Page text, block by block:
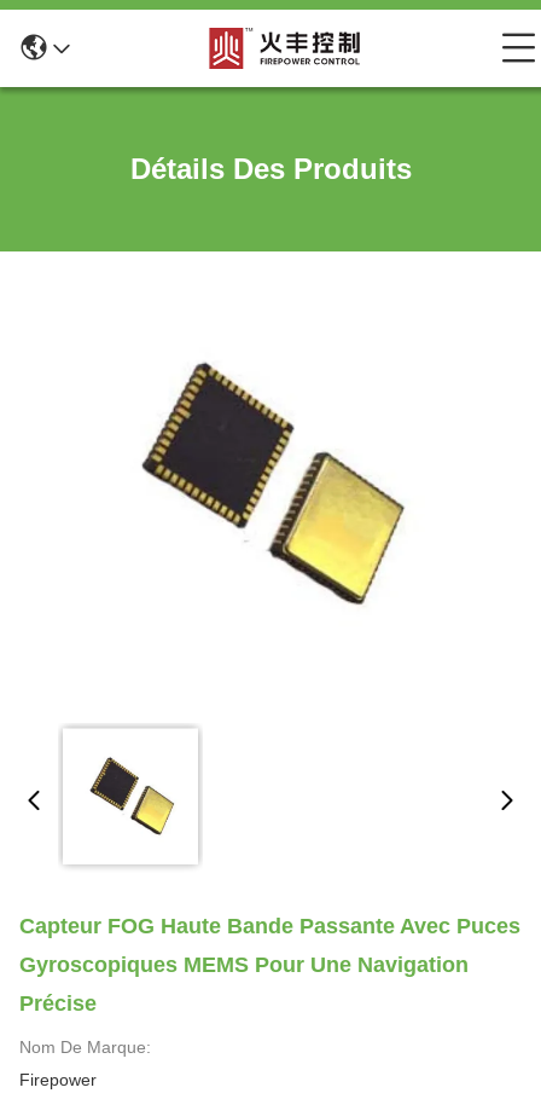
Détails Des Produits
Capteur FOG Haute Bande Passante Avec Puces
Gyroscopiques MEMS Pour Une Navigation
Précise
Nom De Marque:
Firepower